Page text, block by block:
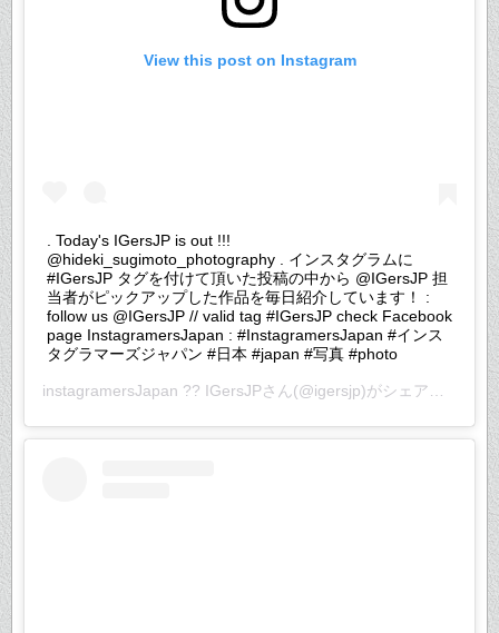
View this post on Instagram
. Today's IGersJP is out !!!
@hideki_sugimoto_photography . インスタグラムに
#IGersJP タグを付けて頂いた投稿の中から @IGersJP 担
当者がピックアップした作品を毎日紹介しています！ :
follow us @IGersJP // valid tag #IGersJP check Facebook
page InstagramersJapan : #InstagramersJapan #インス
タグラマーズジャパン #日本 #japan #写真 #photo
instagramersJapan ?? IGersJPさん(@igersjp)がシェアした投稿 –